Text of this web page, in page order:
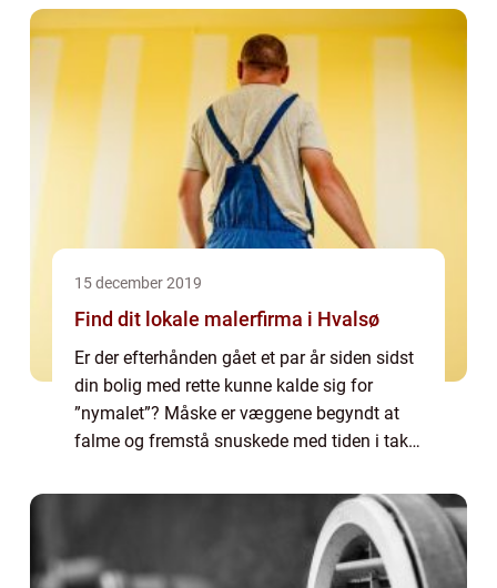
15 december 2019
Find dit lokale malerfirma i Hvalsø
Er der efterhånden gået et par år siden sidst
din bolig med rette kunne kalde sig for
”nymalet”? Måske er væggene begyndt at
falme og fremstå snuskede med tiden i takt